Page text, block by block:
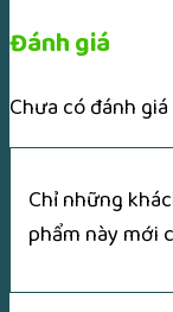
Đánh giá
Chưa có đánh
Chỉ những
phẩm này mới